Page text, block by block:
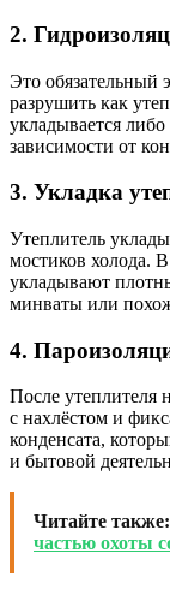
2.
Это обязательный
разрушить как
укладывается
зависимости от
3. Укладка
Утеплитель
мостиков холода.
укладывают
минваты или
4.
После утеплителя
с нахлёстом и
конденсата,
и бытовой
Читайте также:
частью охоты